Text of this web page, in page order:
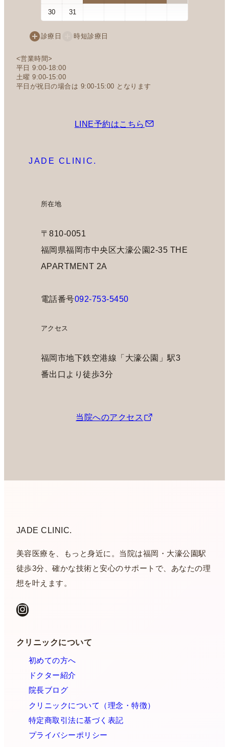
30 31
診療日 時短診療日
<営業時間>
平日 9:00-18:00
土曜 9:00-15:00
平日が祝日の場合は 9:00-15:00 となります
LINE予約はこちら
JADE CLINIC.
所在地
〒810-0051
福岡県福岡市中央区大濠公園2-35 THE
APARTMENT 2A
電話番号092-753-5450
アクセス
福岡市地下鉄空港線「大濠公園」駅3
番出口より徒歩3分
当院へのアクセス
JADE CLINIC.
美容医療を、もっと身近に。当院は福岡・大濠公園駅
徒歩3分、確かな技術と安心のサポートで、あなたの理
想を叶えます。
Instagram
クリニックについて
初めての方へ
ドクター紹介
院長ブログ
クリニックについて（理念・特徴）
特定商取引法に基づく表記
プライバシーポリシー